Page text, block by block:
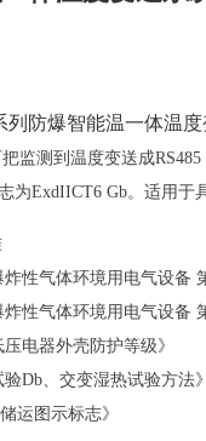
列防爆智能温一体温
把监测 到 温度变送成RS485
为ExdIICT6 Gb。 适用于
炸性气体环境用电气设备
炸性气体环境用电气设备
压电器外壳防护等级》
验Db、交变湿热试验方法》
储运图示标志》